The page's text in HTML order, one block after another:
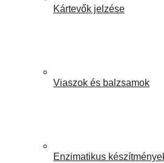
Kártevők jelzése
Viaszok és balzsamok
Enzimatikus